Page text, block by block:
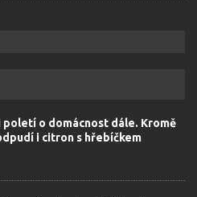
poletí o domácnost dále. Kromě
i citron s hřebíčkem